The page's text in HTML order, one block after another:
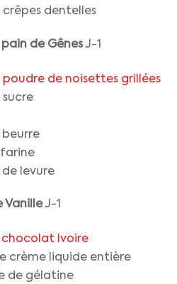
crêpes dentelles
pain de GênesJ-1
poudre de noisettes grillées
sucre
beurre
farine
de levure
VanilleJ-1
chocolat Ivoire
crème liquide entière
de gélatine